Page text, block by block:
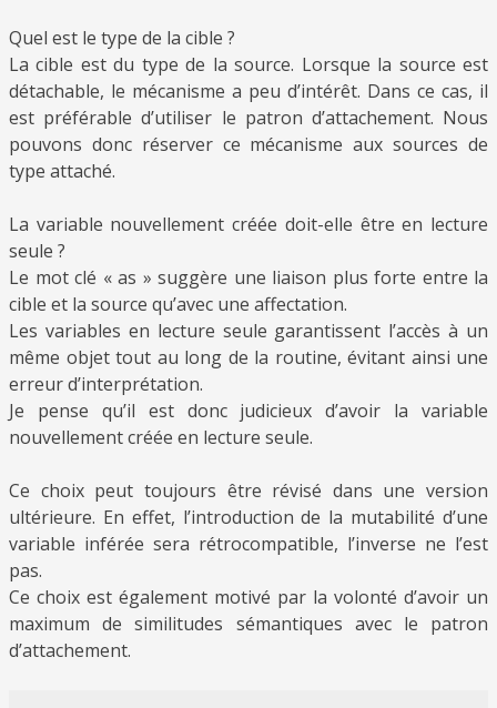
Quel est le type de la cible ?
La cible est du type de la source. Lorsque la source est
détachable, le mécanisme a peu d’intérêt. Dans ce cas, il
est préférable d’utiliser le patron d’attachement. Nous
pouvons donc réserver ce mécanisme aux sources de
type attaché.
La variable nouvellement créée doit-elle être en lecture
seule ?
Le mot clé « as » suggère une liaison plus forte entre la
cible et la source qu’avec une affectation.
Les variables en lecture seule garantissent l’accès à un
même objet tout au long de la routine, évitant ainsi une
erreur d’interprétation.
Je pense qu’il est donc judicieux d’avoir la variable
nouvellement créée en lecture seule.
Ce choix peut toujours être révisé dans une version
ultérieure. En effet, l’introduction de la mutabilité d’une
variable inférée sera rétrocompatible, l’inverse ne l’est
pas.
Ce choix est également motivé par la volonté d’avoir un
maximum de similitudes sémantiques avec le patron
d’attachement.